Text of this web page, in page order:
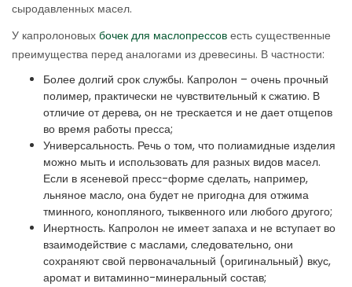
сыродавленных масел.
У капролоновых бочек для маслопрессов есть существенные
преимущества перед аналогами из древесины. В частности:
Более долгий срок службы. Капролон – очень прочный
полимер, практически не чувствительный к сжатию. В
отличие от дерева, он не трескается и не дает отщепов
во время работы пресса;
Универсальность. Речь о том, что полиамидные изделия
можно мыть и использовать для разных видов масел.
Если в ясеневой пресс-форме сделать, например,
льняное масло, она будет не пригодна для отжима
тминного, конопляного, тыквенного или любого другого;
Инертность. Капролон не имеет запаха и не вступает во
взаимодействие с маслами, следовательно, они
сохраняют свой первоначальный (оригинальный) вкус,
аромат и витаминно-минеральный состав;